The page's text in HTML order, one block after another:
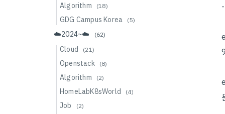
Algorithm (18)
GDG Campus Korea (5)
☁️2024~☁️ (62)
Cloud (21)
Openstack (8)
Algorithm (2)
HomeLabK8sWorld (4)
Job (2)